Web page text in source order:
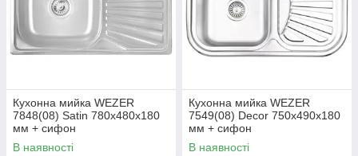
Кухонна мийка WEZER
7848(08) Satin 780x480x180
мм + сифон
В наявності
Кухонна мийка WEZER
7549(08) Decor 750x490x180
мм + сифон
В наявності